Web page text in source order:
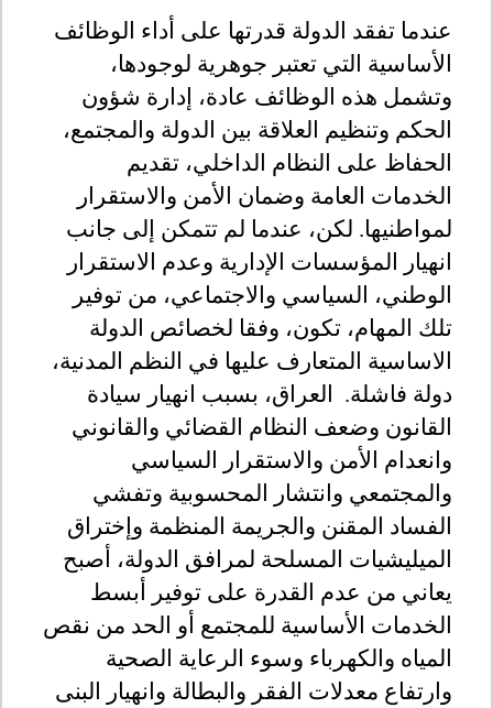
عندما تفقد الدولة قدرتها على أداء الوظائف
الأساسية التي تعتبر جوهرية لوجودها،
وتشمل هذه الوظائف عادة، إدارة شؤون
الحكم وتنظيم العلاقة بين الدولة والمجتمع،
الحفاظ على النظام الداخلي، تقديم
الخدمات العامة وضمان الأمن والاستقرار
لمواطنيها. لكن، عندما لم تتمكن إلى جانب
انهيار المؤسسات الإدارية وعدم الاستقرار
الوطني، السياسي والاجتماعي، من توفير
تلك المهام، تكون، وفقا لخصائص الدولة
الاساسية المتعارف عليها في النظم المدنية،
دولة فاشلة. العراق، بسبب انهيار سيادة
القانون وضعف النظام القضائي والقانوني
وانعدام الأمن والاستقرار السياسي
والمجتمعي وانتشار المحسوبية وتفشي
الفساد المقنن والجريمة المنظمة وإختراق
الميليشيات المسلحة لمرافق الدولة، أصبح
يعاني من عدم القدرة على توفير أبسط
الخدمات الأساسية للمجتمع أو الحد من نقص
المياه والكهرباء وسوء الرعاية الصحية
وارتفاع معدلات الفقر والبطالة وانهيار البنى